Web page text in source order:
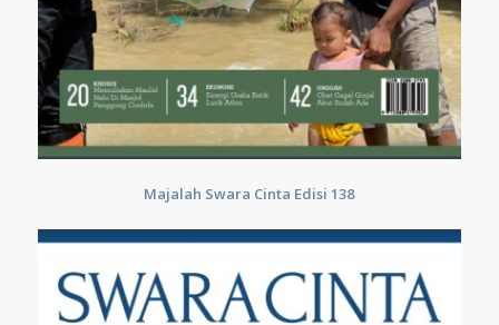
Majalah Swara Cinta Edisi 138